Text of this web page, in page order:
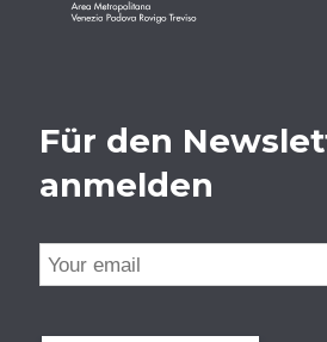
Für den
anmelden